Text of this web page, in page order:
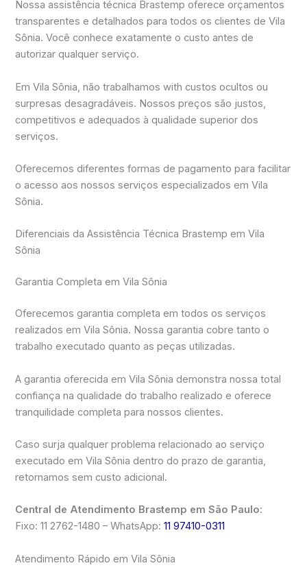
Nossa assistência técnica Brastemp oferece orçamentos
transparentes e detalhados para todos os clientes de Vila
Sônia. Você conhece exatamente o custo antes de
autorizar qualquer serviço.
Em Vila Sônia, não trabalhamos with custos ocultos ou
surpresas desagradáveis. Nossos preços são justos,
competitivos e adequados à qualidade superior dos
serviços.
Oferecemos diferentes formas de pagamento para facilitar
o acesso aos nossos serviços especializados em Vila
Sônia.
Diferenciais da Assistência Técnica Brastemp em Vila
Sônia
Garantia Completa em Vila Sônia
Oferecemos garantia completa em todos os serviços
realizados em Vila Sônia. Nossa garantia cobre tanto o
trabalho executado quanto as peças utilizadas.
A garantia oferecida em Vila Sônia demonstra nossa total
confiança na qualidade do trabalho realizado e oferece
tranquilidade completa para nossos clientes.
Caso surja qualquer problema relacionado ao serviço
executado em Vila Sônia dentro do prazo de garantia,
retornamos sem custo adicional.
Central de Atendimento Brastemp em São Paulo:
Fixo: 11 2762-1480 – WhatsApp:11 97410-0311
Atendimento Rápido em Vila Sônia